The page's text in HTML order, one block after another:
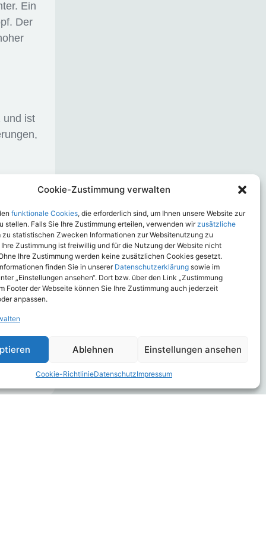
Cookie-Zustimmung verwalten
funktionale Cookies, die erforderlich sind, um Ihnen unsere Website zur
stellen. Falls Sie Ihre Zustimmung erteilen, verwenden wirzusätzliche
zu statistischen Zwecken Informationen zur Websitenutzung zu
Zustimmung ist freiwillig und für die Nutzung der Website nicht
Ihre Zustimmung werden keine zusätzlichen Cookies gesetzt.
finden Sie in unserer Datenschutzerklärung sowie im
„Einstellungen ansehen“. Dort bzw. über den Link „Zustimmung
Footer der Webseite können Sie Ihre Zustimmung auch jederzeit
anpassen.
Ablehnen Einstellungen ansehen
Cookie-RichtlinieDatenschutzImpressum
Ein
Der
und ist
M